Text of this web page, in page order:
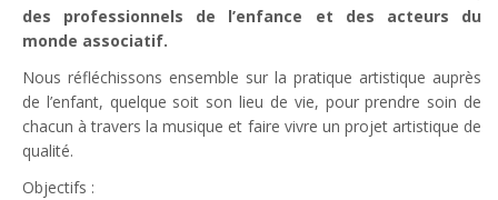
des professionnels de l’enfance et des acteurs du
monde associatif.
Nous réfléchissons ensemble sur la pratique artistique auprès
de l’enfant, quelque soit son lieu de vie, pour prendre soin de
chacun à travers la musique et faire vivre un projet artistique de
qualité.
Objectifs :